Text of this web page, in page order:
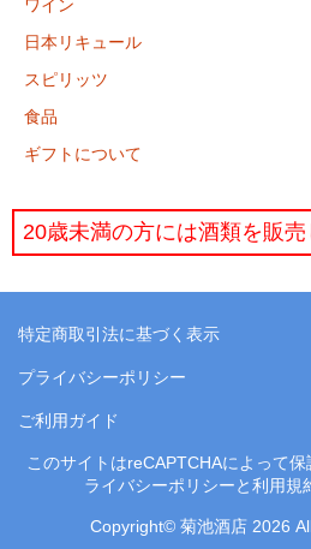
ワイン
日本リキュール
スピリッツ
食品
ギフトについて
20歳未満の方には酒類を販
特定商取引法に基づく表示
プライバシーポリシー
ご利用ガイド
このサイトはreCAPTCHAによって
ライバシーポリシー と 利用規
Copyright© 菊池酒店2026